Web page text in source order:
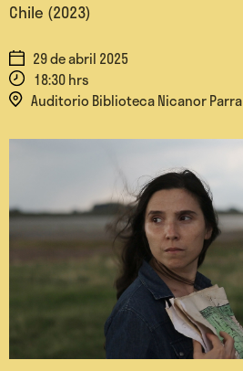
Chile (2023)
29 de abril 2025
18:30 hrs
Auditorio Biblioteca Nicanor Parra